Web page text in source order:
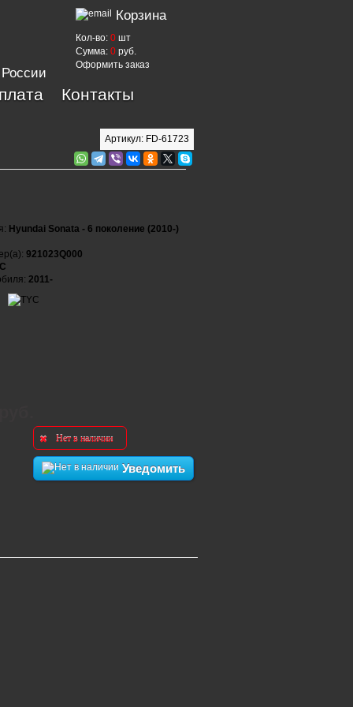
Корзина
Кол-во: 0 шт
Сумма: 0 руб.
Оформить заказ
Контакты
Артикул: FD-61723
Hyundai Sonata - 6 поколение (2010-)
921023Q000
2011-
Нет в наличии
Уведомить